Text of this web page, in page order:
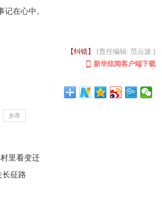
在心中。
【纠错】
[责任编辑: 范云波 ]
新华炫闻客户端下载
乡亲
里看变迁
长征路